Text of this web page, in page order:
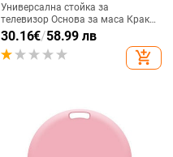
Универсална стойка за
телевизор Основа за маса Крака
за телевизор Vizio Samsung LG
TCL Hisense Телевизор с винтове
Лесно инсталиране Лесно
30.16€/58.99 лв
add_shopping_cart